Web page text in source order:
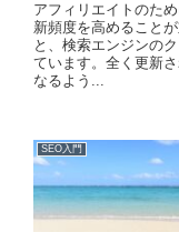
アフィリエイトのた
新頻度を高めること
と、検索エンジンの
ています。全く更新
なるよう...
SEO入門